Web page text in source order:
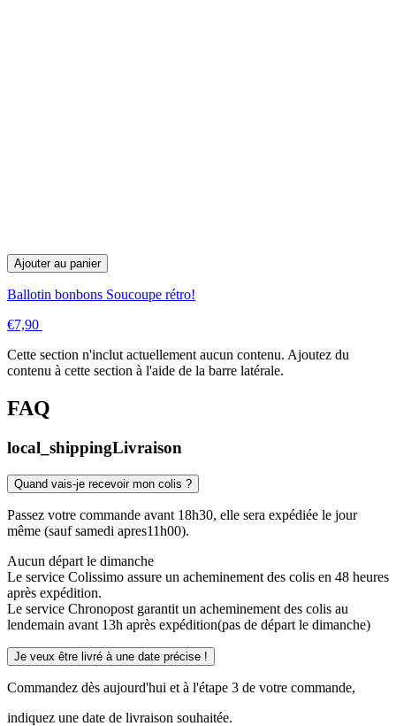
Ajouter au panier
Ballotin bonbons Soucoupe rétro!
€7,90
Cette section n'inclut actuellement aucun contenu. Ajoutez du
contenu à cette section à l'aide de la barre latérale.
FAQ
local_shippingLivraison
Quand vais-je recevoir mon colis ?
Passez votre commande avant 18h30, elle sera expédiée le jour
même (sauf samedi apres11h00).
Aucun départ le dimanche
Le service Colissimo assure un acheminement des colis en 48 heures
après expédition.
Le service Chronopost garantit un acheminement des colis au
lendemain avant 13h après expédition(pas de départ le dimanche)
Je veux être livré à une date précise !
Commandez dès aujourd'hui et à l'étape 3 de votre commande,
indiquez une date de livraison souhaitée.